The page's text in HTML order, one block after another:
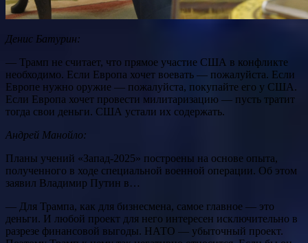
Денис Батурин:
— Трамп не считает, что прямое участие США в конфликте
необходимо. Если Европа хочет воевать — пожалуйста. Если
Европе нужно оружие — пожалуйста, покупайте его у США.
Если Европа хочет провести милитаризацию — пусть тратит
тогда свои деньги. США устали их содержать.
Андрей Манойло:
Планы учений «Запад-2025» построены на основе опыта,
полученного в ходе специальной военной операции. Об этом
заявил Владимир Путин в…
— Для Трампа, как для бизнесмена, самое главное — это
деньги. И любой проект для него интересен исключительно в
разрезе финансовой выгоды. НАТО — убыточный проект.